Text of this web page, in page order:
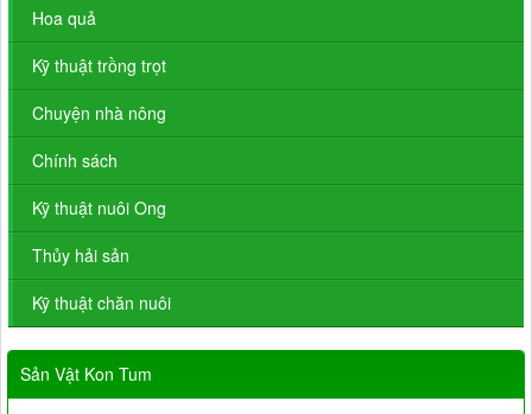
Hoa quả
Kỹ thuật trồng trọt
Chuyện nhà nông
Chính sách
Kỹ thuật nuôi Ong
Thủy hải sản
Kỹ thuật chăn nuôi
Sản Vật Kon Tum